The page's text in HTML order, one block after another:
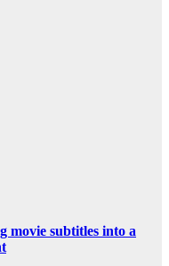
movie subtitles into a